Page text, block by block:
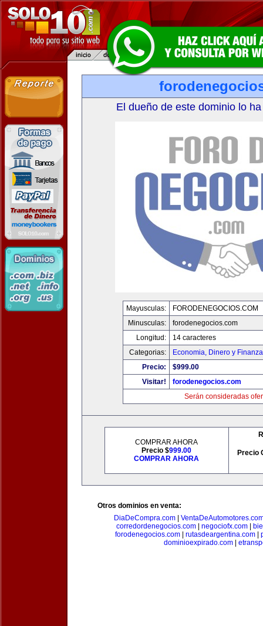
El dueño de este dominio lo
Mayusculas:
FORODENEGOCIOS.COM
Minusculas:
forodenegocios.com
Longitud:
14 caracteres
Categorias:
Economia, Dinero y
Precio:
$999.00
Visitar!
forodenegocios.com
Serán consideradas
COMPRAR AHORA
Precio $999.00
COMPRAR AHORA
Precio
Otros dominios en venta:
DiaDeCompra.com|
corredordenegocios.com
negociofx.com
forodenegocios.com| rutasdeargentina.com|
dominioexpirado.com|